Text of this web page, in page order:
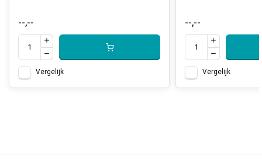
--,--
Vergelijk
--,--
Vergelijk